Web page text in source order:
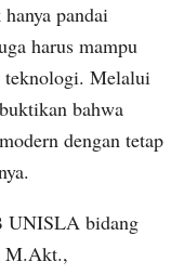
pandai
harus mampu
teknologi. Melalui
bahwa
dengan tetap
UNISLA bidang
M.Akt.,